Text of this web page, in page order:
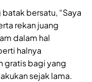
bersatu, “Saya
rekan juang
dalam hal
halnya
gratis bagi yang
sejak lama.